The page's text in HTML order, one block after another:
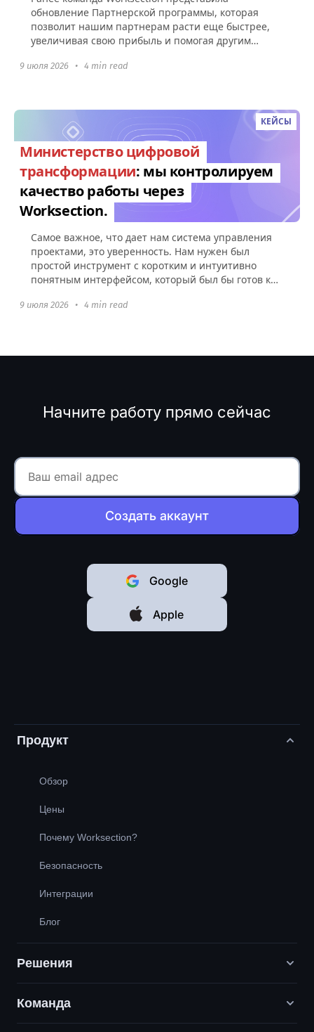
обновление Партнерской программы, которая
позволит нашим партнерам расти еще быстрее,
увеличивая свою прибыль и помогая другим
9 июля 2026 • 4 min read
КЕЙСЫ
Министерство цифровой
трансформации: мы контролируем
качество работы через
Worksection.
Самое важное, что дает нам система управления
проектами, это уверенность. Нам нужен был
простой инструмент с коротким и интуитивно
понятным интерфейсом, который был бы готов к
9 июля 2026 • 4 min read
Начните работу прямо сейчас
Создать аккаунт
Google
Apple
Продукт
Обзор
Цены
Почему Worksection?
Безопасность
Интеграции
Блог
Решения
Digital-маркетинговые агентства
Команда